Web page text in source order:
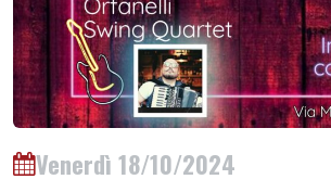
Venerdì 18/10/2024